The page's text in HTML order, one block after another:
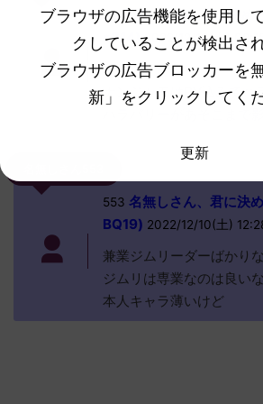
91名無しさん、君に決め
c314) 2022/12/10(土)
>>71
ナンジャモはPV込みでハ
553 名無しさん、君に決
BQ19) 2022/12/10(土)
兼業ジムリーダーばかり
ジムリは専業なのは良いな
本人キャラ薄いけど
ブラウザの広告機能を使用し
クしていることが検出さ
ブラウザの広告ブロッカーを
新」をクリックしてく
更新